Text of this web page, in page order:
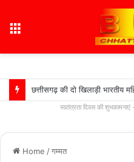
स्वतंत्रता दिवस की
Home /गम्मत